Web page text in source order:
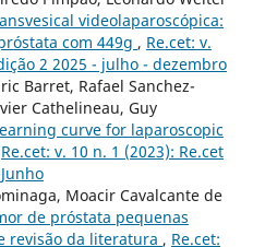
videolaparoscópica:
com 449g , Re.cet: v.
2 2025 - julho - dezembro
Barret, Rafael Sanchez-
Cathelineau, Guy
curve for laparoscopic
Re.cet: v. 10 n. 1 (2023): Re.cet
Moacir Cavalcante de
de próstata pequenas
revisão da literatura , Re.cet: